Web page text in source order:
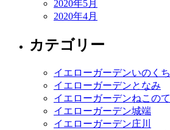
2020年5月
2020年4月
カテゴリー
イエローガーデンいのくち
イエローガーデンとなみ
イエローガーデンねこのて
イエローガーデン城端
イエローガーデン庄川